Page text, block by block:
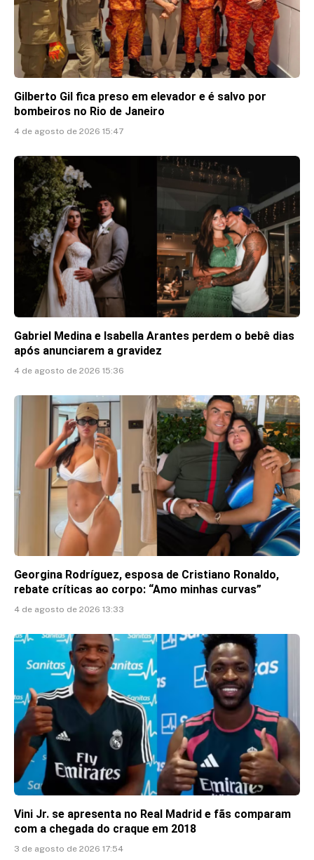
Gilberto Gil fica preso em elevador e é salvo por
bombeiros no Rio de Janeiro
4 de agosto de 2026 15:47
Gabriel Medina e Isabella Arantes perdem o bebê dias
após anunciarem a gravidez
4 de agosto de 2026 15:36
Georgina Rodríguez, esposa de Cristiano Ronaldo,
rebate críticas ao corpo: “Amo minhas curvas”
4 de agosto de 2026 13:33
Vini Jr. se apresenta no Real Madrid e fãs comparam
com a chegada do craque em 2018
3 de agosto de 2026 17:54